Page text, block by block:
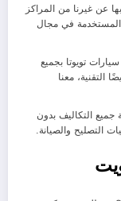
عن غيرنا من المراكز
المستخدمة في مجال
تويوتا بجميع
التقنية، معنا
التكاليف بدون
التصليح والصيانة.